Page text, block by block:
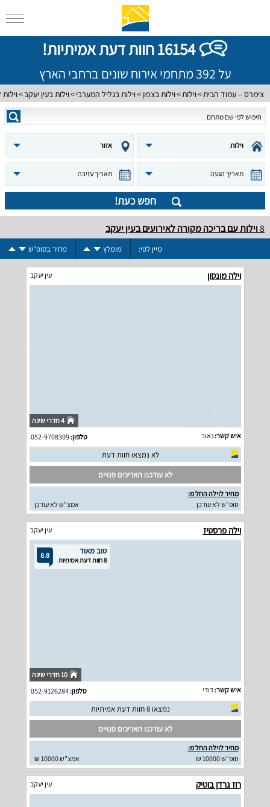
16154 חוות דעת אמיתיות!
על 392 מתחמי אירוח שונים ברחבי הארץ
צימרס – עמוד הבית וילות וילות בצפון וילות בגליל המערבי וילות בעין יעקב
וילות אזור
תאריך הגעה תאריך עזיבה
חפש כעת!
8וילות עם בריכה מקורה לאירועים בעין יעקב
מיין לפי: מומלץ מחיר בסופ"ש
וילה מונסון עין יעקב
4 חדרי שינה
איש קשר:נאור טלפון:052-9708309
לא נמצאו חוות דעת
לא עודכנו תאריכים פנויים
מחיר לוילה החל מ:
סופ"ש לא עודכן
אמצ"ש לא עודכן
וילה פרסטיז עין יעקב
8.8 טוב מאוד
8 חוות דעת אמיתיות
10 חדרי שינה
איש קשר:דודי טלפון:052-9126284
נמצאו 8 חוות דעת אמיתיות
לא עודכנו תאריכים פנויים
מחיר לוילה החל מ:
סופ"ש 10000 ₪
אמצ"ש 10000 ₪
רוז גרדן בוטיק עין יעקב